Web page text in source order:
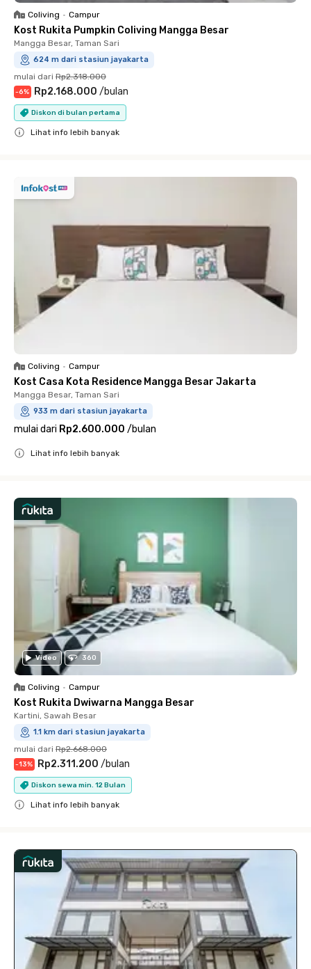
Coliving • Campur
Kost Rukita Pumpkin Coliving Mangga Besar
Mangga Besar, Taman Sari
624 m dari stasiun jayakarta
mulai dari Rp2.318.000
-6% Rp2.168.000 /bulan
Diskon di bulan pertama
Lihat info lebih banyak
Coliving • Campur
Kost Casa Kota Residence Mangga Besar Jakarta
Mangga Besar, Taman Sari
933 m dari stasiun jayakarta
mulai dari Rp2.600.000 /bulan
Lihat info lebih banyak
Video 360
Coliving • Campur
Kost Rukita Dwiwarna Mangga Besar
Kartini, Sawah Besar
1.1 km dari stasiun jayakarta
mulai dari Rp2.668.000
-13% Rp2.311.200 /bulan
Diskon sewa min. 12 Bulan
Lihat info lebih banyak